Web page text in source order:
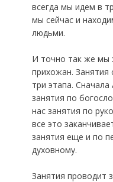
всегда мы идем в
мы сейчас и
людьми.
​И точно так же мы
прихожан. Занятия
три этапа.
занятия по
нас занятия по
все это
занятия еще и по
духовному.
​Занятия проводит